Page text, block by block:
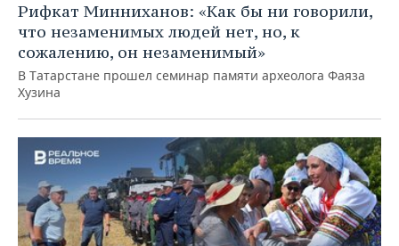
Рифкат Минниханов: «Как бы ни говорили,
что незаменимых людей нет, но, к
сожалению, он незаменимый»
В Татарстане прошел семинар памяти археолога Фаяза
Хузина